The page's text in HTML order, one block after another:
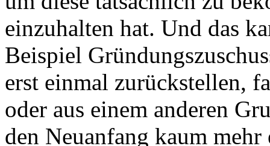
einzuhalten hat. Und das
Beispiel
erst einmal zurückstellen,
oder aus einem anderen
den Neuanfang kaum